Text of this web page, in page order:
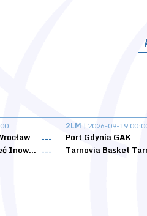
---
KSK Qemetica Noteć Inowrocław ---
2LM | 2026-09-19
Port Gdynia GAK